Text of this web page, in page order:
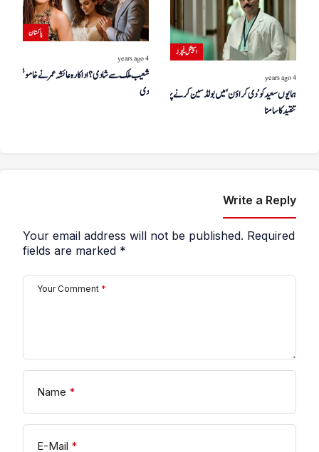
پاکستان
4 years ago
شعیب ملک سے شادی؟ اداکارہ عائشہ عمر نے خاموشی توڑ
دی
اسپیشل فیچرز
4 years ago
ہمایوں سعید کو ’دی کراؤن‘ میں بولڈ سین کرنے پر شدید
تنقید کا سامنا
Write a Reply
Your email address will not be published. Required
fields are marked *
Your Comment *
Name *
E-Mail *